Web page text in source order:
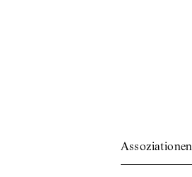
Assoziationen